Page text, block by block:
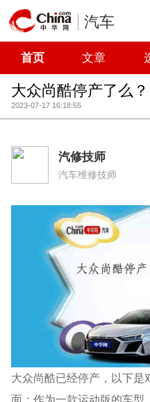
汽车
首页 文章
大众尚酷停产了么？
2023-07-17 16:18:55
汽修技师
汽车维修技师
大众尚酷已经停产，以下是
面：作为一款运动版的车型